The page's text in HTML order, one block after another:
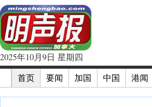
2025年10月9日 星期四
首页
要闻 加国 中国 港闻